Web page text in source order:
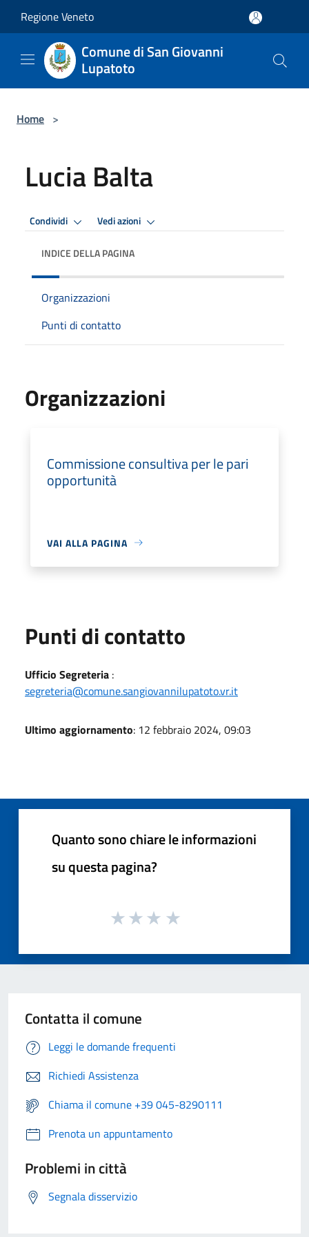
Regione Veneto
Comune di San Giovanni
Lupatoto
Home >
Lucia Balta
Condividi Vedi azioni
INDICE DELLA PAGINA
Organizzazioni
Punti di contatto
Organizzazioni
Commissione consultiva per le pari
opportunità
VAI ALLA PAGINA
Punti di contatto
Ufficio Segreteria :
segreteria@comune.sangiovannilupatoto.vr.it
Ultimo aggiornamento: 12 febbraio 2024, 09:03
Quanto sono chiare le informazioni
su questa pagina?
Contatta il comune
Leggi le domande frequenti
Richiedi Assistenza
Chiama il comune +39 045-8290111
Prenota un appuntamento
Problemi in città
Segnala disservizio